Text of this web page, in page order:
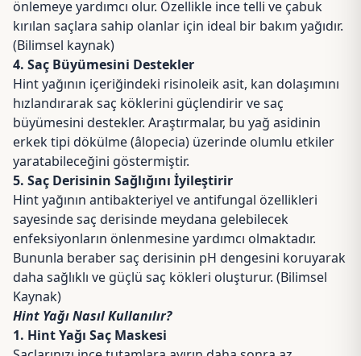
önlemeye yardımcı olur. Özellikle ince telli ve çabuk
kırılan saçlara sahip olanlar için ideal bir bakım yağıdır.
(Bilimsel kaynak)
4. Saç Büyümesini Destekler
Hint yağının içeriğindeki risinoleik asit, kan dolaşımını
hızlandırarak saç köklerini güçlendirir ve saç
büyümesini destekler. Araştırmalar, bu yağ asidinin
erkek tipi dökülme (âlopecia) üzerinde olumlu etkiler
yaratabileceğini göstermiştir.
5. Saç Derisinin Sağlığını İyileştirir
Hint yağının antibakteriyel ve antifungal özellikleri
sayesinde saç derisinde meydana gelebilecek
enfeksiyonların önlenmesine yardımcı olmaktadır.
Bununla beraber saç derisinin pH dengesini koruyarak
daha sağlıklı ve güçlü saç kökleri oluşturur. (Bilimsel
Kaynak)
Hint Yağı Nasıl Kullanılır?
1. Hint Yağı Saç Maskesi